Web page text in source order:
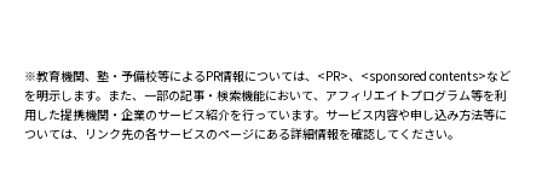
※教育機関、塾・予備校等によるPR情報については、<PR>、<sponsored contents>など
を明示します。また、一部の記事・検索機能において、アフィリエイトプログラム等を利
用した提携機関・企業のサービス紹介を行っています。サービス内容や申し込み方法等に
ついては、リンク先の各サービスのページにある詳細情報を確認してください。